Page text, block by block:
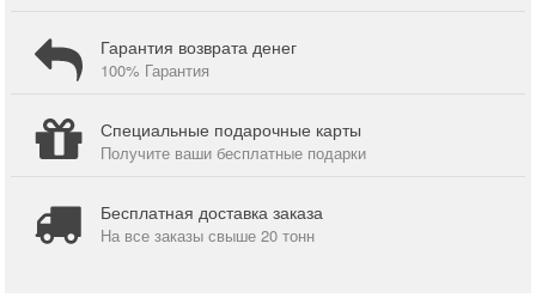
Гарантия возврата денег
100% Гарантия
Специальные подарочные карты
Получите ваши бесплатные подарки
Бесплатная доставка заказа
На все заказы свыше 20 тонн